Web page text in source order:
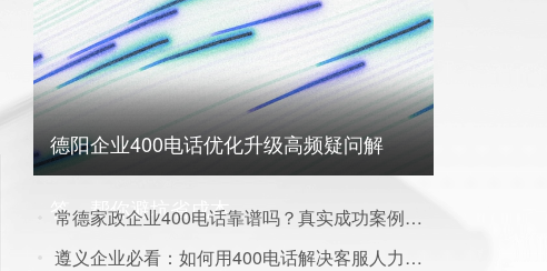
德阳企业400电话优化升级高频疑问解
答，帮你避坑省成本
常德家政企业400电话靠谱吗？真实成功案例及效果数据汇总
遵义企业必看：如何用400电话解决客服人力成本高问题